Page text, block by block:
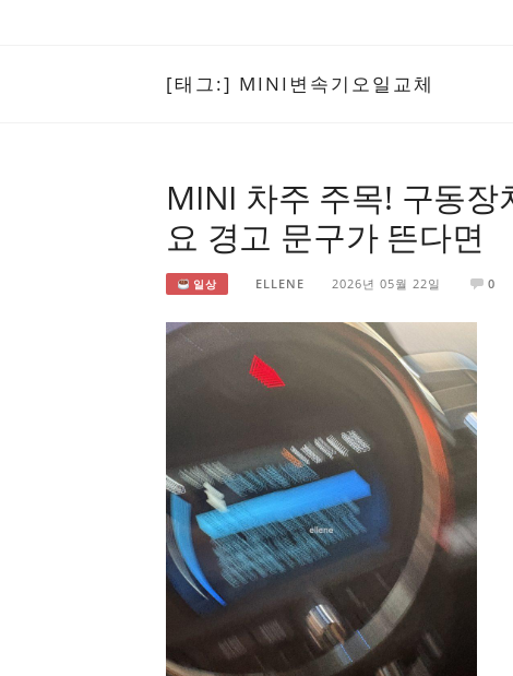
[태그:] MINI변속기오일교체
MINI 차주 주목! 구동
요 경고 문구가 뜬다면
일상 ELLENE 2026년 05월 22일 0